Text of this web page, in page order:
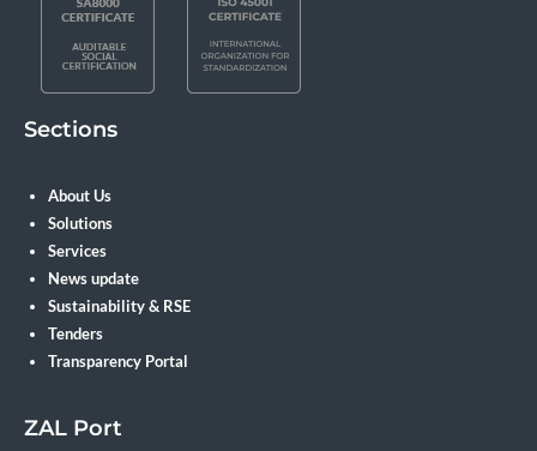
Sections
About Us
Solutions
Services
News update
Sustainability & RSE
Tenders
Transparency Portal
ZAL Port